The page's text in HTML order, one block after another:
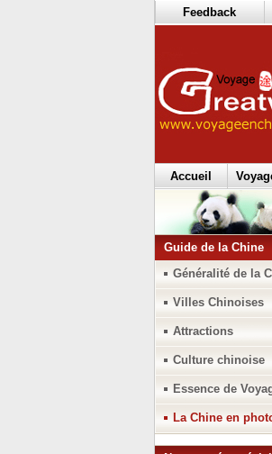
Feedback
Accueil
Guide de la Chine
Généralité de la
Villes Chinoises
Attractions
Culture chinoise
Essence de
La Chine en